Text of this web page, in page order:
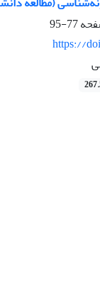
77-95
https://